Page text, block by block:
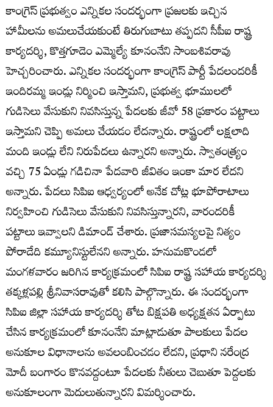
కాంగ్రెస్ ప్రభుత్వం ఎన్నికల సందర్భంగా ప్రజలకు ఇచ్చిన
హామీలను అమలుచేయకుంటే తిరుగుబాటు తప్పదని సీపీఐ రాష్ట్ర
కార్యదర్శి, కొత్తగూడెం ఎమ్మెల్యే కూనంనేని సాంబశివరావు
హెచ్చరించారు. ఎన్నికల సందర్భంగా కాంగ్రెస్ పార్టీ పేదలందరికీ
ఇందిరమ్మ ఇండ్లు నిర్మించి ఇస్తామని, ప్రభుత్వ భూములలో
గుడిసెలు వేసుకుని నివసిస్తున్న పేదలకు జీవో 58 ప్రకారం పట్టాలు
ఇస్తామని చెప్పి అమలు చేయడం లేదన్నారు. రాష్ట్రంలో లక్షలాది
మంది ఇండ్లు లేని నిరుపేదలు ఉన్నారని అన్నారు. స్వాతంత్ర్యం
వచ్చి 75 ఏండ్లు గడిచినా పేదవారి జీవితం ఇంకా మార లేదని
అన్నారు. పేదలు సిపిఐ ఆధ్వర్యంలో అనేక చోట్ల భూపోరాటాలు
నిర్వహించి గుడిసెలు వేసుకుని నివసిస్తున్నారని, వారందరికీ
పట్టాలు ఇవ్వాలని డిమాండ్ చేశారు. ప్రజాసమస్యలపై నిత్యం
పోరాడేది కమ్యూనిస్టులేనని అన్నారు. హనుమకొండలో
మంగళవారం జరిగిన కార్యక్రమంలో సిపిఐ రాష్ట్ర సహాయ కార్యదర్శి
తక్కళ్లపల్లి శ్రీనివాసరావుతో కలిసి పాల్గొన్నారు. ఈ సందర్భంగా
సిపిఐ జిల్లా సహాయ కార్యదర్శి తోట బిక్షపతి అధ్యక్షతన ఏర్పాటు
చేసిన కార్యక్రమంలో కూనంనేని మాట్లాడుతూ పాలకులు పేదల
అనుకూల విధానాలను అవలంబించడం లేదని, ప్రధాని నరేంద్ర
మోదీ బంగారం కొనవద్దంటూ పేదలకు నీతులు చెబుతూ పెద్దలకు
అనుకూలంగా మెదులుతున్నారని విమర్శించారు.